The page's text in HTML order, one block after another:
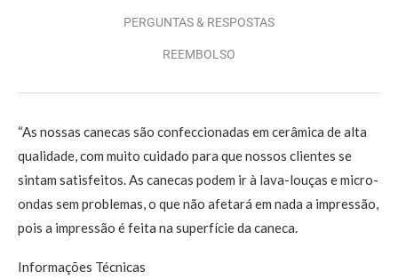
PERGUNTAS & RESPOSTAS
REEMBOLSO
“As nossas canecas são confeccionadas em cerâmica de alta
qualidade, com muito cuidado para que nossos clientes se
sintam satisfeitos. As canecas podem ir à lava-louças e micro-
ondas sem problemas, o que não afetará em nada a impressão,
pois a impressão é feita na superfície da caneca.
Informações Técnicas